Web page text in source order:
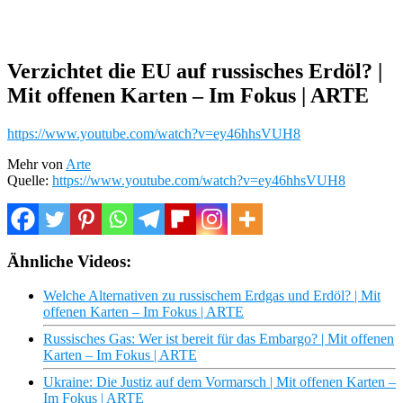
Verzichtet die EU auf russisches Erdöl? |
Mit offenen Karten – Im Fokus | ARTE
https://www.youtube.com/watch?v=ey46hhsVUH8
Mehr von Arte
Quelle: https://www.youtube.com/watch?v=ey46hhsVUH8
Ähnliche Videos:
Welche Alternativen zu russischem Erdgas und Erdöl? | Mit
offenen Karten – Im Fokus | ARTE
Russisches Gas: Wer ist bereit für das Embargo? | Mit offenen
Karten – Im Fokus | ARTE
Ukraine: Die Justiz auf dem Vormarsch | Mit offenen Karten –
Im Fokus | ARTE